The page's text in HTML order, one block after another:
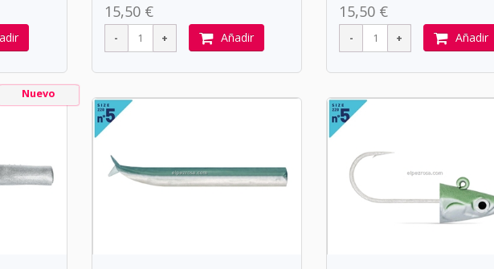
15,50 €
Añadir
15,50 €
Añadir
Nuevo